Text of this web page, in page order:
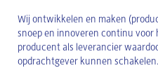
Wij ontwikkelen en maken
snoep en innoveren continu voor
producent als leverancier
opdrachtgever kunnen schakelen.